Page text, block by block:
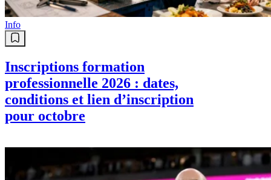
Info
Inscriptions formation
professionnelle 2026 : dates,
conditions et lien d’inscription
pour octobre